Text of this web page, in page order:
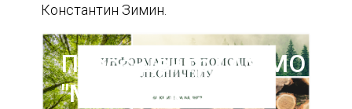
Константин Зимин.
Пресс-центр ГАУ МО
"Мособллес"